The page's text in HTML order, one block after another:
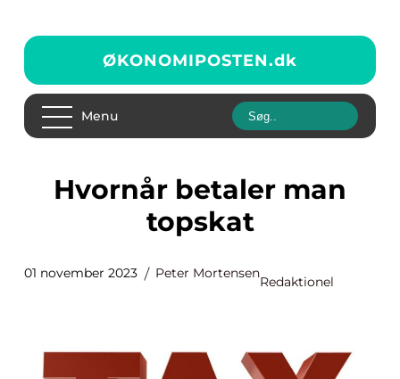
ØKONOMIPOSTEN.dk
Menu
Hvornår betaler man
topskat
01 november 2023 Peter Mortensen
Redaktionel